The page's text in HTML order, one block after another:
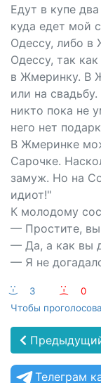
Едут в купе
куда едет мой
Одессу, либо в
Одессу, так
в Жмеринку. В
или на
никто пока не
него нет
В Жмеринке
Сарочке.
замуж. Но на
идиот!"
К молодому
— Простите, вы
— Да, а как вы
— Я не
:-) 3 :-(
0
Чтобы
Телеграм